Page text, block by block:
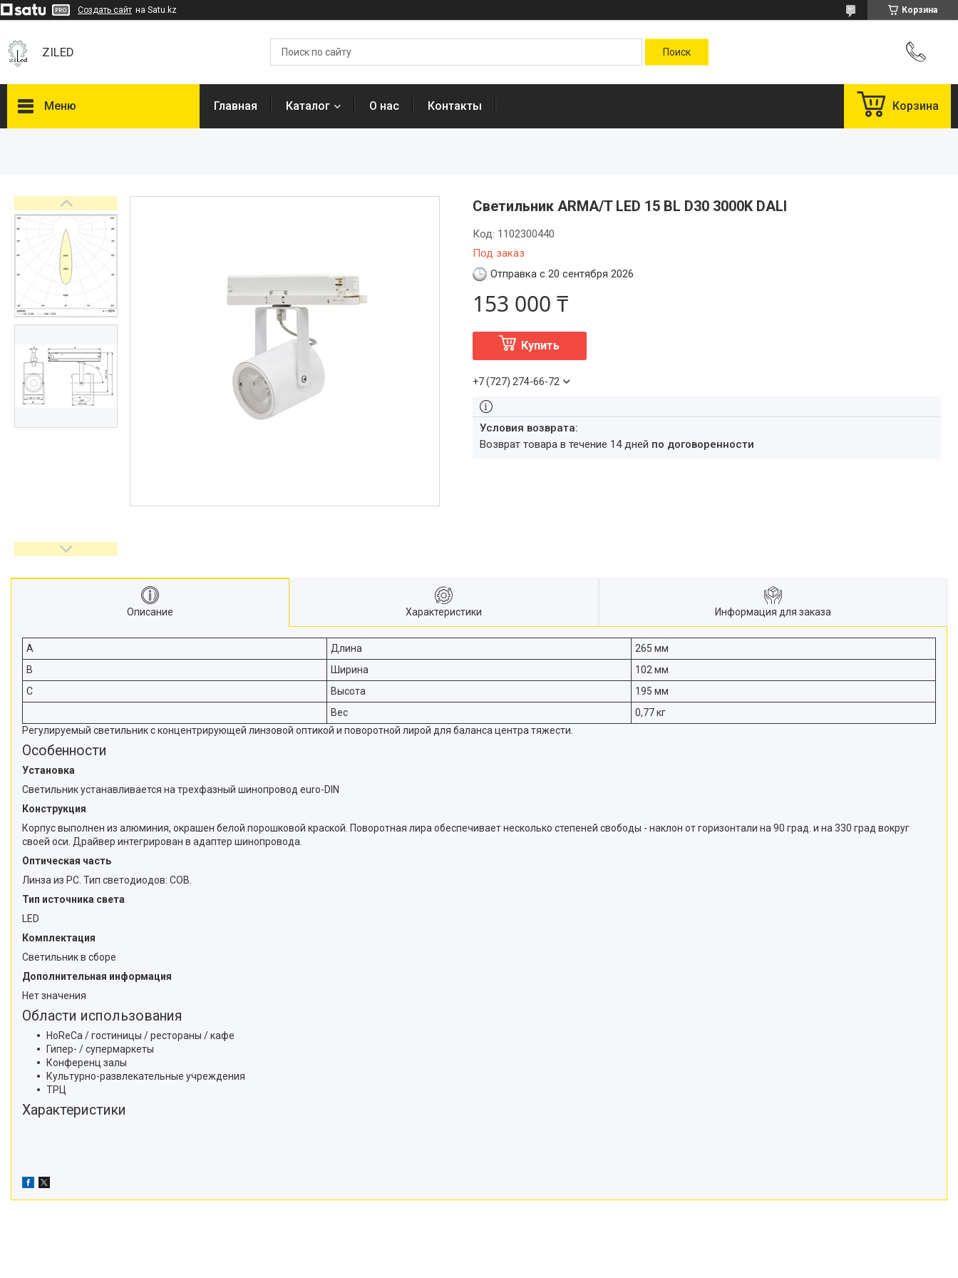
Создать сайт на Satu.kz Корзина
ZILED
Меню
ФАРЛАЙТ
NLCO
INNOLUX
Отзывы
Главная Каталог О нас Контакты Корзина
Светильник ARMA/T LED 15 BL D30 3000K DALI
Под заказ
Код: 1102300440
Отправка с 20 сентября 2026
153 000 ₸
Купить
+7 (727) 274-66-72
возврат товара в течение 14 дней по договоренности
Описание Характеристики Информация для заказа
A Длина
265 мм
B
Ширина
102 мм
C
Высота
195 мм
Вес
0,77 кг
Регулируемый светильник с концентрирующей линзовой оптикой и поворотной лирой для баланса центра тяжести.
Особенности
Установка
Светильник устанавливается на трехфазный шинопровод euro-DIN
Конструкция
Корпус выполнен из алюминия, окрашен белой порошковой краской. Поворотная лира обеспечивает несколько степеней свободы - наклон от горизонтали на 90 град. и на 330 град вокруг
своей оси. Драйвер интегрирован в адаптер шинопровода.
Оптическая часть
Линза из PC. Тип светодиодов: COB.
Тип источника света
LED
Комплектация
Светильник в сборе
Дополнительная информация
Нет значения
Области использования
HoReCa / гостиницы / рестораны / кафе
Гипер- / супермаркеты
Конференц залы
Культурно-развлекательные учреждения
ТРЦ
Характеристики